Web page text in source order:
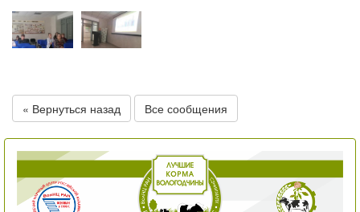
« Вернуться назад Все сообщения